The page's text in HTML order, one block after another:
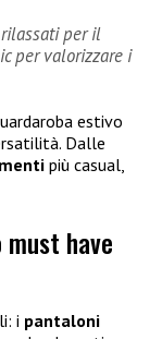
per il
per valorizzare i
estivo
Dalle
più casual,
have
i pantaloni